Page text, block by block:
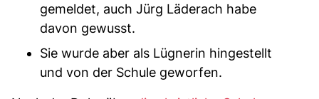
gemeldet, auch Jürg Läderach habe
davon gewusst.
Sie wurde aber als Lügnerin hingestellt
und von der Schule geworfen.